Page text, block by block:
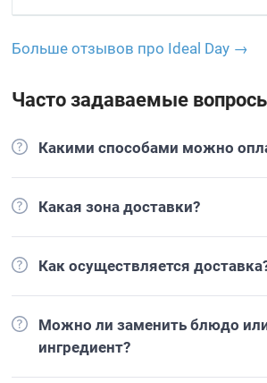
Больше отзывов про Ideal Day →
Часто задаваемые
Какими способами можно
Какая зона доставки?
Как осуществляется
Можно ли заменить блюдо
ингредиент?